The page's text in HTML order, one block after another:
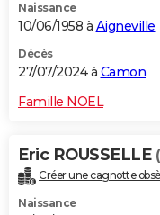
Naissance
10/06/1958 à Aigneville
Décès
27/07/2024 à Camon
Famille NOEL
Eric ROUSSELLE
Créer une cagnotte
Naissance